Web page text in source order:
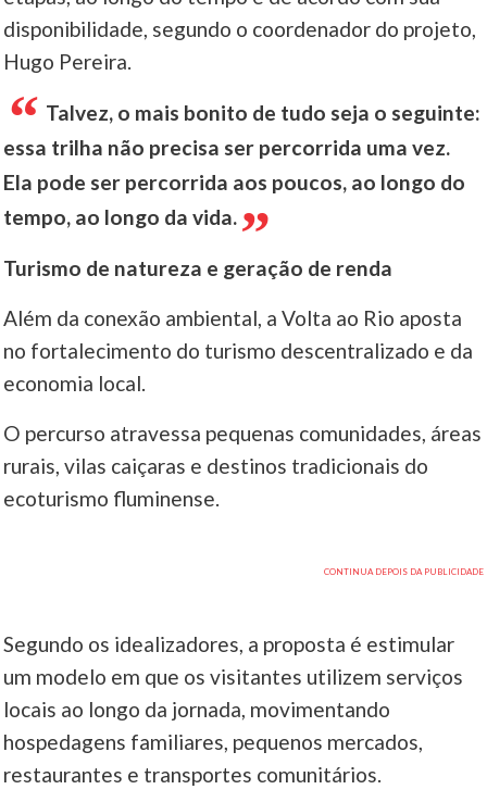
disponibilidade, segundo o coordenador do projeto,
Hugo Pereira.
Talvez, o mais bonito de tudo seja o seguinte:
essa trilha não precisa ser percorrida uma vez.
Ela pode ser percorrida aos poucos, ao longo do
tempo, ao longo da vida.
Turismo de natureza e geração de renda
Além da conexão ambiental, a Volta ao Rio aposta
no fortalecimento do turismo descentralizado e da
economia local.
O percurso atravessa pequenas comunidades, áreas
rurais, vilas caiçaras e destinos tradicionais do
ecoturismo fluminense.
Segundo os idealizadores, a proposta é estimular
um modelo em que os visitantes utilizem serviços
locais ao longo da jornada, movimentando
hospedagens familiares, pequenos mercados,
restaurantes e transportes comunitários.